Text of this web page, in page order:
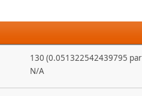
130 (0.051322542439795
N/A